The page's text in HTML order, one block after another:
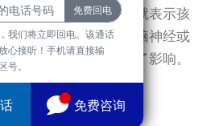
项指标出现偏低，那就表示孩
迟缓，可进一步检查脑神经或
的生理发展是否受到了影响。
我们将立即回电。该通话
心接听！手机请直接输
号。
免费咨询